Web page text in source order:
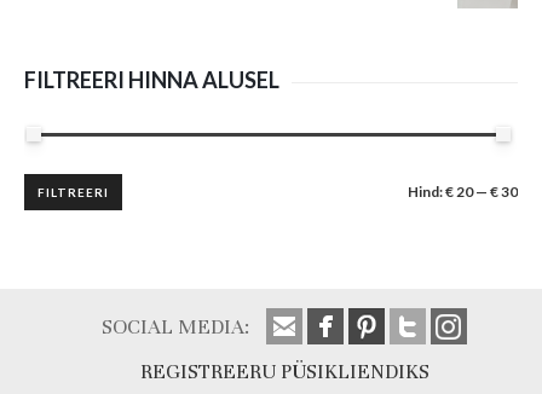
FILTREERI HINNA ALUSEL
Minimaalne
hind
Maksimaalne
hind
FILTREERI Hind:€ 20— € 30
SOCIAL MEDIA:
REGISTREERU PÜSIKLIENDIKS